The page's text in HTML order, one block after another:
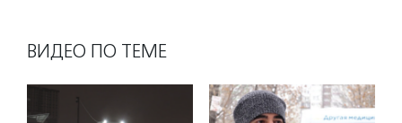
ВИДЕО ПО ТЕМЕ